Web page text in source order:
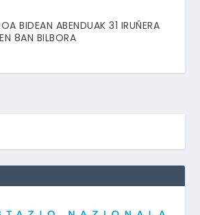
BIDEAN ABENDUAK 31 IRUÑERA
8AN BILBORA